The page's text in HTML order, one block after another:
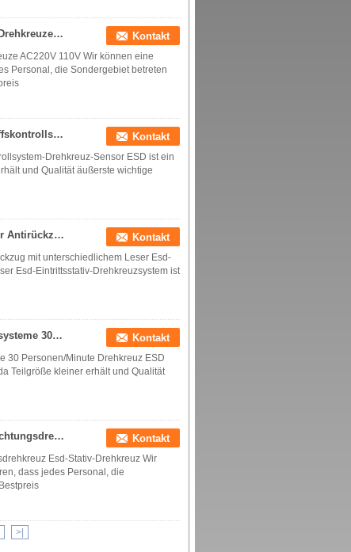
Elektronische automatische Sperren-Tor-Edelstahl-Drehkreuze AC220V 110V Kontakt
AC220V 110V Wir können eine
Personal, die Sondergebiet betreten
Rfid-Tür ESD-Drehkreuz-Stativ-Drehkreuz-Tor-Zugriffskontrollsystem-Drehkreuz-Sensor Kontakt
Drehkreuz-Sensor ESD ist ein
und Qualität äußerste wichtige
Esd-Eintritts-Stativ-Drehkreuz-System-wasserdichter Antirückzug mit unterschiedlichem Leser Kontakt
mit unterschiedlichem Leser Esd-
Esd-Eintrittsstativ-Drehkreuzsystem ist
Bi Richtungs-ESD-Drehkreuz-Eingangs-Sicherheitssysteme 30 Personen/Minute Kontakt
30 Personen/Minute Drehkreuz ESD
Teilgröße kleiner erhält und Qualität
Innen-/Fußgängersperren-Tor im Freien, Büro-Bi-Richtungsdrehkreuz Kontakt
Esd-Stativ-Drehkreuz Wir
dass jedes Personal, die
Bestpreis
>|